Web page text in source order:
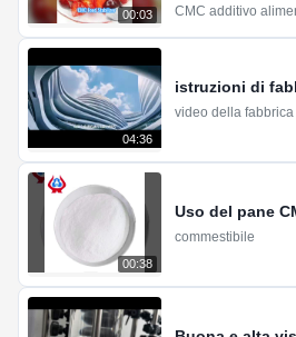
00:03 CMC additivo
04:36
istruzioni di
video della fabbrica
00:38
Uso del pane
commestibile